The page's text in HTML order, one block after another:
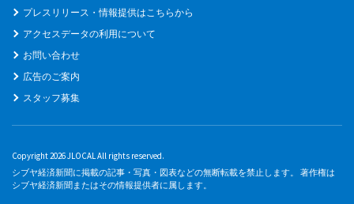
プレスリリース・情報提供はこちらから
アクセスデータの利用について
お問い合わせ
広告のご案内
スタッフ募集
Copyright 2026 JLOCAL All rights reserved.
シブヤ経済新聞に掲載の記事・写真・図表などの無断転載を禁止します。 著作権は
シブヤ経済新聞またはその情報提供者に属します。